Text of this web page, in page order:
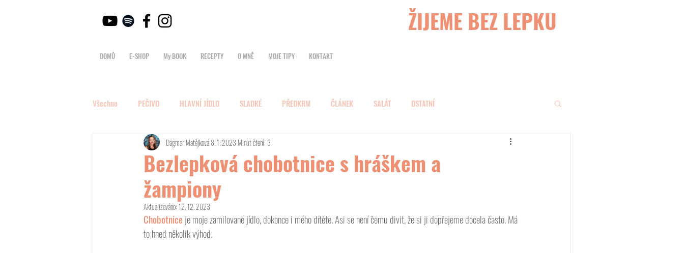
ŽIJEME BEZ LEPKU
DOMŮ E-SHOP My BOOK RECEPTY O MNĚ MOJE TIPY KONTAKT
Všechno PEČIVO HLAVNÍ JÍDLO SLADKÉ PŘEDKRM ČLÁNEK SALÁT OSTATNÍ
Bezlepková chobotnice s hráškem a
žampiony
Dagmar Matějková8. 1. 2023 Minut čtení: 3
Aktualizováno:12. 12. 2023
Chobotnice je moje zamilované jídlo, dokonce i mého dítěte. Asi se není čemu divit, že si ji dopřejeme docela často. Má
to hned několik výhod.